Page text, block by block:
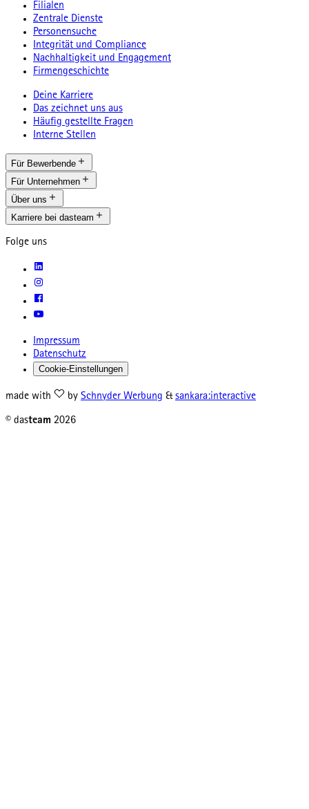
Filialen
Zentrale Dienste
Personensuche
Integrität und Compliance
Nachhaltigkeit und Engagement
Firmengeschichte
Deine Karriere
Das zeichnet uns aus
Häufig gestellte Fragen
Interne Stellen
Für Bewerbende
Für Unternehmen
Über uns
Karriere bei dasteam
Folge uns
Impressum
Datenschutz
Cookie-Einstellungen
made with by Schnyder Werbung & sankara:interactive
© dasteam 2026